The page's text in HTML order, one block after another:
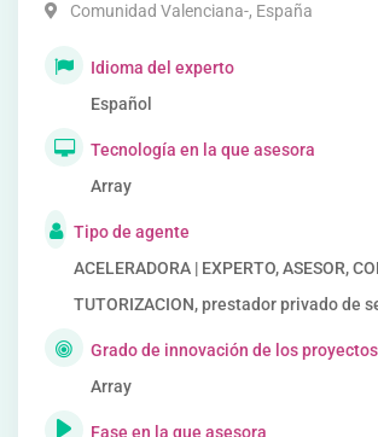
Comunidad Valenciana-, España
Idioma del experto
Español
Tecnología en la que asesora
Array
Tipo de agente
ACELERADORA | EXPERTO, ASESOR,
TUTORIZACION, prestador privado de
Grado de innovación de los
Array
Fase en la que asesora